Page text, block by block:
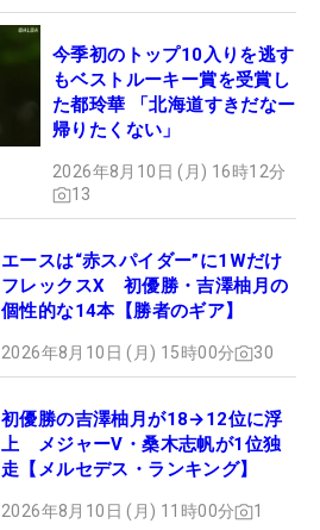
今季初のトップ10入りを逃す
もベストルーキー賞を受賞し
た都玲華 「北海道すきだなー
帰りたくない」
2026年8月10日 (月) 16時12分
13
エースは“赤スパイダー”に1Wだけ
フレックスX 初優勝・吉澤柚月の
個性的な14本【勝者のギア】
2026年8月10日 (月) 15時00分 30
初優勝の吉澤柚月が18→12位に浮
上 メジャーV・桑木志帆が1位独
走【メルセデス・ランキング】
2026年8月10日 (月) 11時00分 1